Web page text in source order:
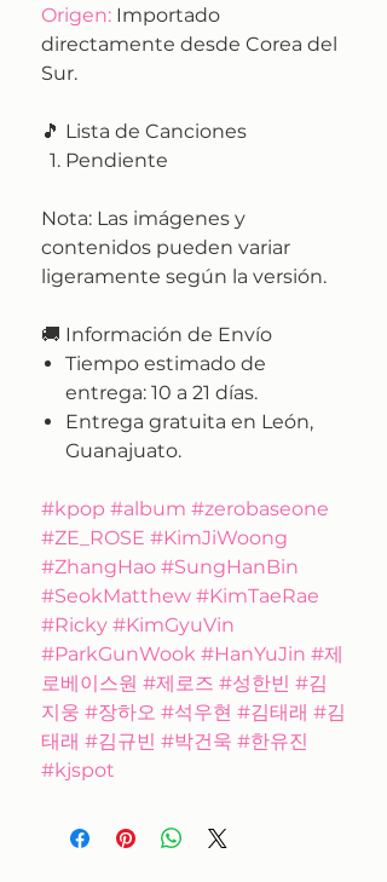
Origen: Importado
directamente desde Corea del
Sur.
🎵 Lista de Canciones
Pendiente
Nota: Las imágenes y
contenidos pueden variar
ligeramente según la versión.
🚚 Información de Envío
Tiempo estimado de
entrega: 10 a 21 días.
Entrega gratuita en León,
Guanajuato.
#kpop #album #zerobaseone
#ZE_ROSE #KimJiWoong
#ZhangHao #SungHanBin
#SeokMatthew #KimTaeRae
#Ricky #KimGyuVin
#ParkGunWook #HanYuJin #제
로베이스원 #제로즈 #성한빈 #김
지웅 #장하오 #석우현 #김태래 #김
태래 #김규빈 #박건욱 #한유진
#kjspot